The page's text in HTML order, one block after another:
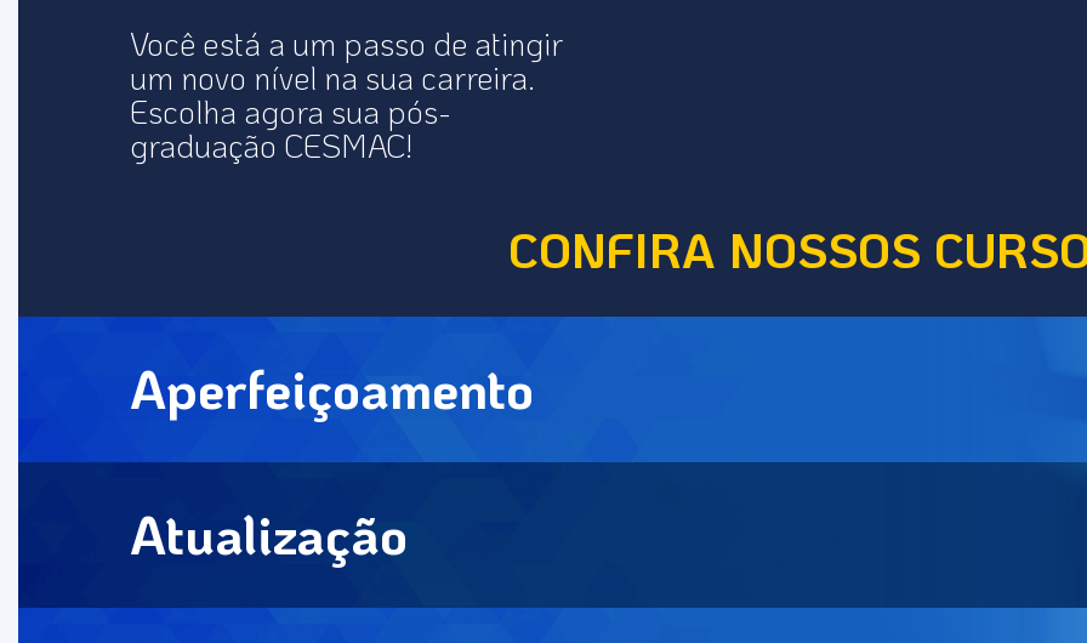
Você está a um passo de atingir
um novo nível na sua carreira.
Escolha agora sua pós-
graduação CESMAC!
CONFIRA NOSSOS
Aperfeiçoamento
Atualização